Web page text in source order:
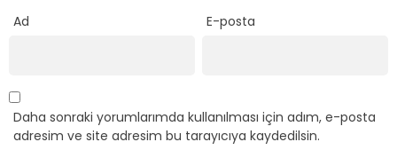
Ad E-posta
Daha sonraki yorumlarımda kullanılması için adım, e-posta
adresim ve site adresim bu tarayıcıya kaydedilsin.